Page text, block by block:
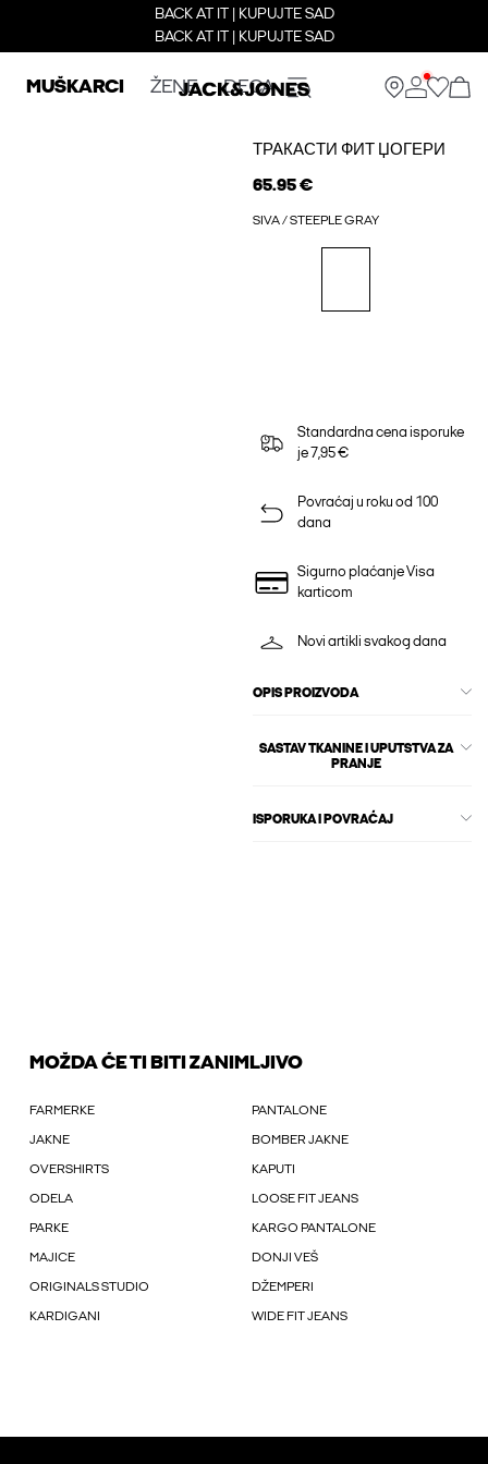
BACK AT IT | KUPUJTE SAD
BACK AT IT | KUPUJTE SAD
MUŠKARCI ŽENE DECA
ТРАКАСТИ ФИТ ЏОГЕРИ
65.95 €
SIVA / STEEPLE GRAY
Standardna cena isporuke
je 7,95 €
Povraćaj u roku od 100
dana
Sigurno plaćanje Visa
karticom
Novi artikli svakog dana
OPIS PROIZVODA
SASTAV TKANINE I UPUTSTVA ZA
PRANJE
ISPORUKA I POVRAĆAJ
MOŽDA ĆE TI BITI ZANIMLJIVO
FARMERKE PANTALONE
JAKNE BOMBER JAKNE
OVERSHIRTS KAPUTI
ODELA LOOSE FIT JEANS
PARKE KARGO PANTALONE
MAJICE DONJI VEŠ
ORIGINALS STUDIO DŽEMPERI
KARDIGANI WIDE FIT JEANS